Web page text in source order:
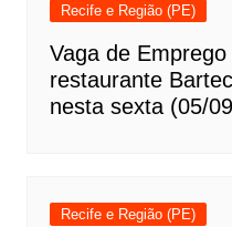
Recife e Região (PE)
Vaga de
restaurante
nesta sexta (05/
Recife e Região (PE)